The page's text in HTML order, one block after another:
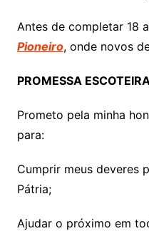
Antes de completar 18
Pioneiro, onde novos
PROMESSA
Prometo pela minha
para:
Cumprir meus deveres
Pátria;
Ajudar o próximo em